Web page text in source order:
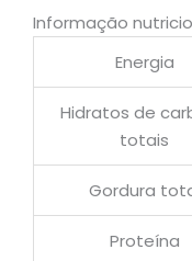
Informação
Energia
Hidratos de
totais
Gordura
Proteína